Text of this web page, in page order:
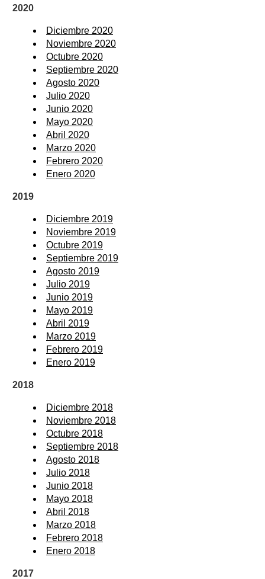
2020
Diciembre 2020
Noviembre 2020
Octubre 2020
Septiembre 2020
Agosto 2020
Julio 2020
Junio 2020
Mayo 2020
Abril 2020
Marzo 2020
Febrero 2020
Enero 2020
2019
Diciembre 2019
Noviembre 2019
Octubre 2019
Septiembre 2019
Agosto 2019
Julio 2019
Junio 2019
Mayo 2019
Abril 2019
Marzo 2019
Febrero 2019
Enero 2019
2018
Diciembre 2018
Noviembre 2018
Octubre 2018
Septiembre 2018
Agosto 2018
Julio 2018
Junio 2018
Mayo 2018
Abril 2018
Marzo 2018
Febrero 2018
Enero 2018
2017